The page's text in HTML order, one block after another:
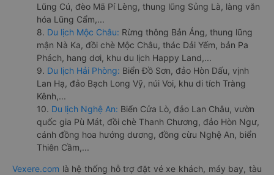
Lũng Cú, đèo Mã Pí Lèng, thung lũng Sủng Là, làng văn
hóa Lũng Cẩm,...
8. Du lịch Mộc Châu: Rừng thông Bản Áng, thung lũng
mận Nà Ka, đồi chè Mộc Châu, thác Dải Yếm, bản Pa
Phách, hang dơi, khu du lịch Happy Land,...
9. Du lịch Hải Phòng: Biển Đồ Sơn, đảo Hòn Dấu, vịnh
Lan Hạ, đảo Bạch Long Vỹ, núi Voi, khu di tích Tràng
Kênh,...
10. Du lịch Nghệ An: Biển Cửa Lò, đảo Lan Châu, vườn
quốc gia Pù Mát, đồi chè Thanh Chương, đảo Hòn Ngư,
cánh đồng hoa hướng dương, đồng cừu Nghệ An, biển
Thiên Cầm,...
Vexere.com là hệ thống hỗ trợ đặt vé xe khách, máy bay, tàu